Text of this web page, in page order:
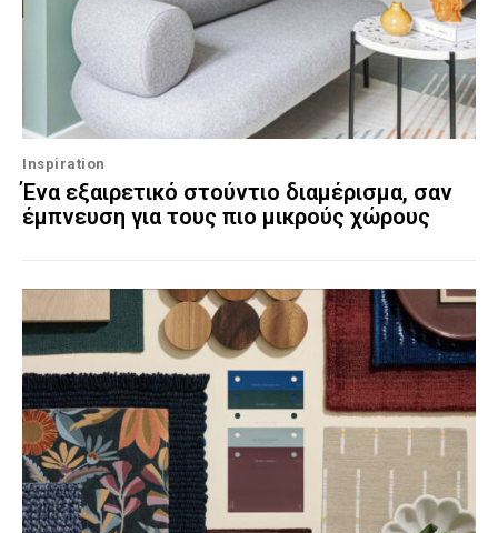
Inspiration
Ένα εξαιρετικό στούντιο διαμέρισμα, σαν
έμπνευση για τους πιο μικρούς χώρους